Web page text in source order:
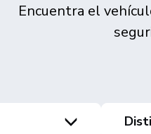
Encuentra el